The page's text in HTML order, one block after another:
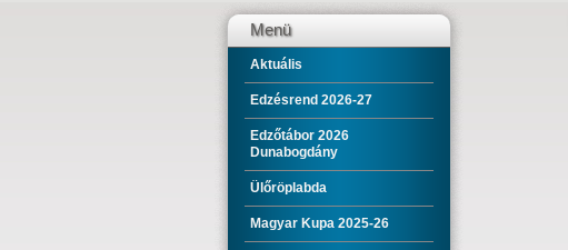
Menü
Aktuális
Edzésrend 2026-27
Edzőtábor 2026
Dunabogdány
Ülőröplabda
Magyar Kupa 2025-26